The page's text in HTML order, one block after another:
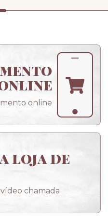
online
loja de
chamada